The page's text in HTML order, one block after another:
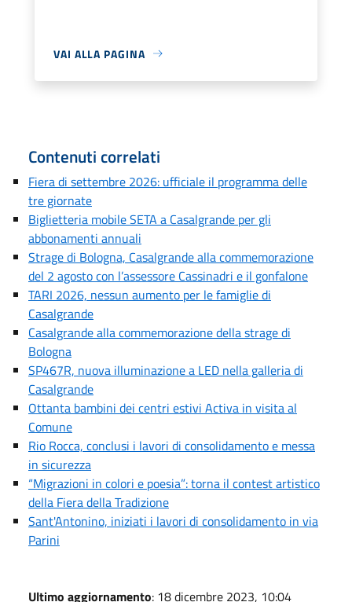
VAI ALLA PAGINA
Contenuti correlati
Fiera di settembre 2026: ufficiale il programma delle
tre giornate
Biglietteria mobile SETA a Casalgrande per gli
abbonamenti annuali
Strage di Bologna, Casalgrande alla commemorazione
del 2 agosto con l’assessore Cassinadri e il gonfalone
TARI 2026, nessun aumento per le famiglie di
Casalgrande
Casalgrande alla commemorazione della strage di
Bologna
SP467R, nuova illuminazione a LED nella galleria di
Casalgrande
Ottanta bambini dei centri estivi Activa in visita al
Comune
Rio Rocca, conclusi i lavori di consolidamento e messa
in sicurezza
“Migrazioni in colori e poesia”: torna il contest artistico
della Fiera della Tradizione
Sant'Antonino, iniziati i lavori di consolidamento in via
Parini
Ultimo aggiornamento: 18 dicembre 2023, 10:04